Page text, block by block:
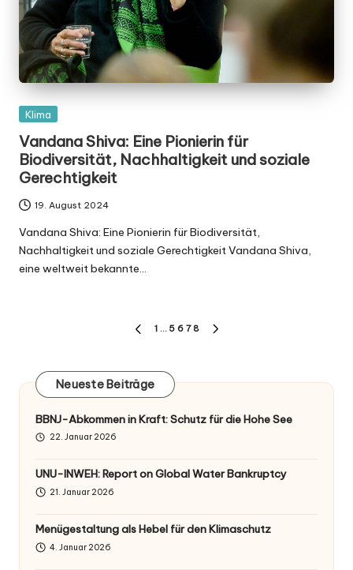
Posted
Klima
Vandana Shiva: Eine Pionierin für
Biodiversität, Nachhaltigkeit und soziale
Gerechtigkeit
19. August 2024
Vandana Shiva: Eine Pionierin für Biodiversität,
Nachhaltigkeit und soziale Gerechtigkeit Vandana Shiva,
eine weltweit bekannte…
Beitragsnavigation
PREVIOUS
1 … 5 6 7 8
Neueste Beiträge
BBNJ-Abkommen in Kraft: Schutz für die Hohe See
22. Januar 2026
UNU-INWEH: Report on Global Water Bankruptcy
21. Januar 2026
Menügestaltung als Hebel für den Klimaschutz
4. Januar 2026